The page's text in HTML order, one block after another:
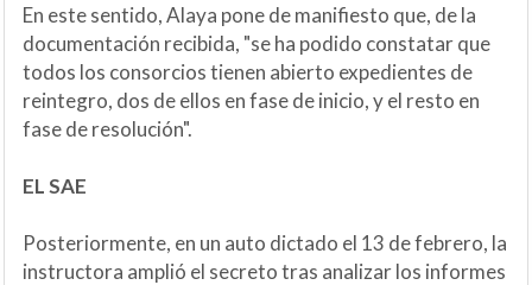
En este sentido, Alaya pone de manifiesto que, de la
documentación recibida, "se ha podido constatar que
todos los consorcios tienen abierto expedientes de
reintegro, dos de ellos en fase de inicio, y el resto en
fase de resolución".
EL SAE
Posteriormente, en un auto dictado el 13 de febrero, la
instructora amplió el secreto tras analizar los informes